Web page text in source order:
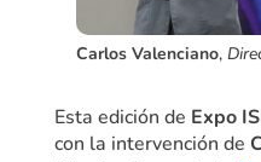
Carlos Valenciano,
Esta edición de Expo
con la intervención de